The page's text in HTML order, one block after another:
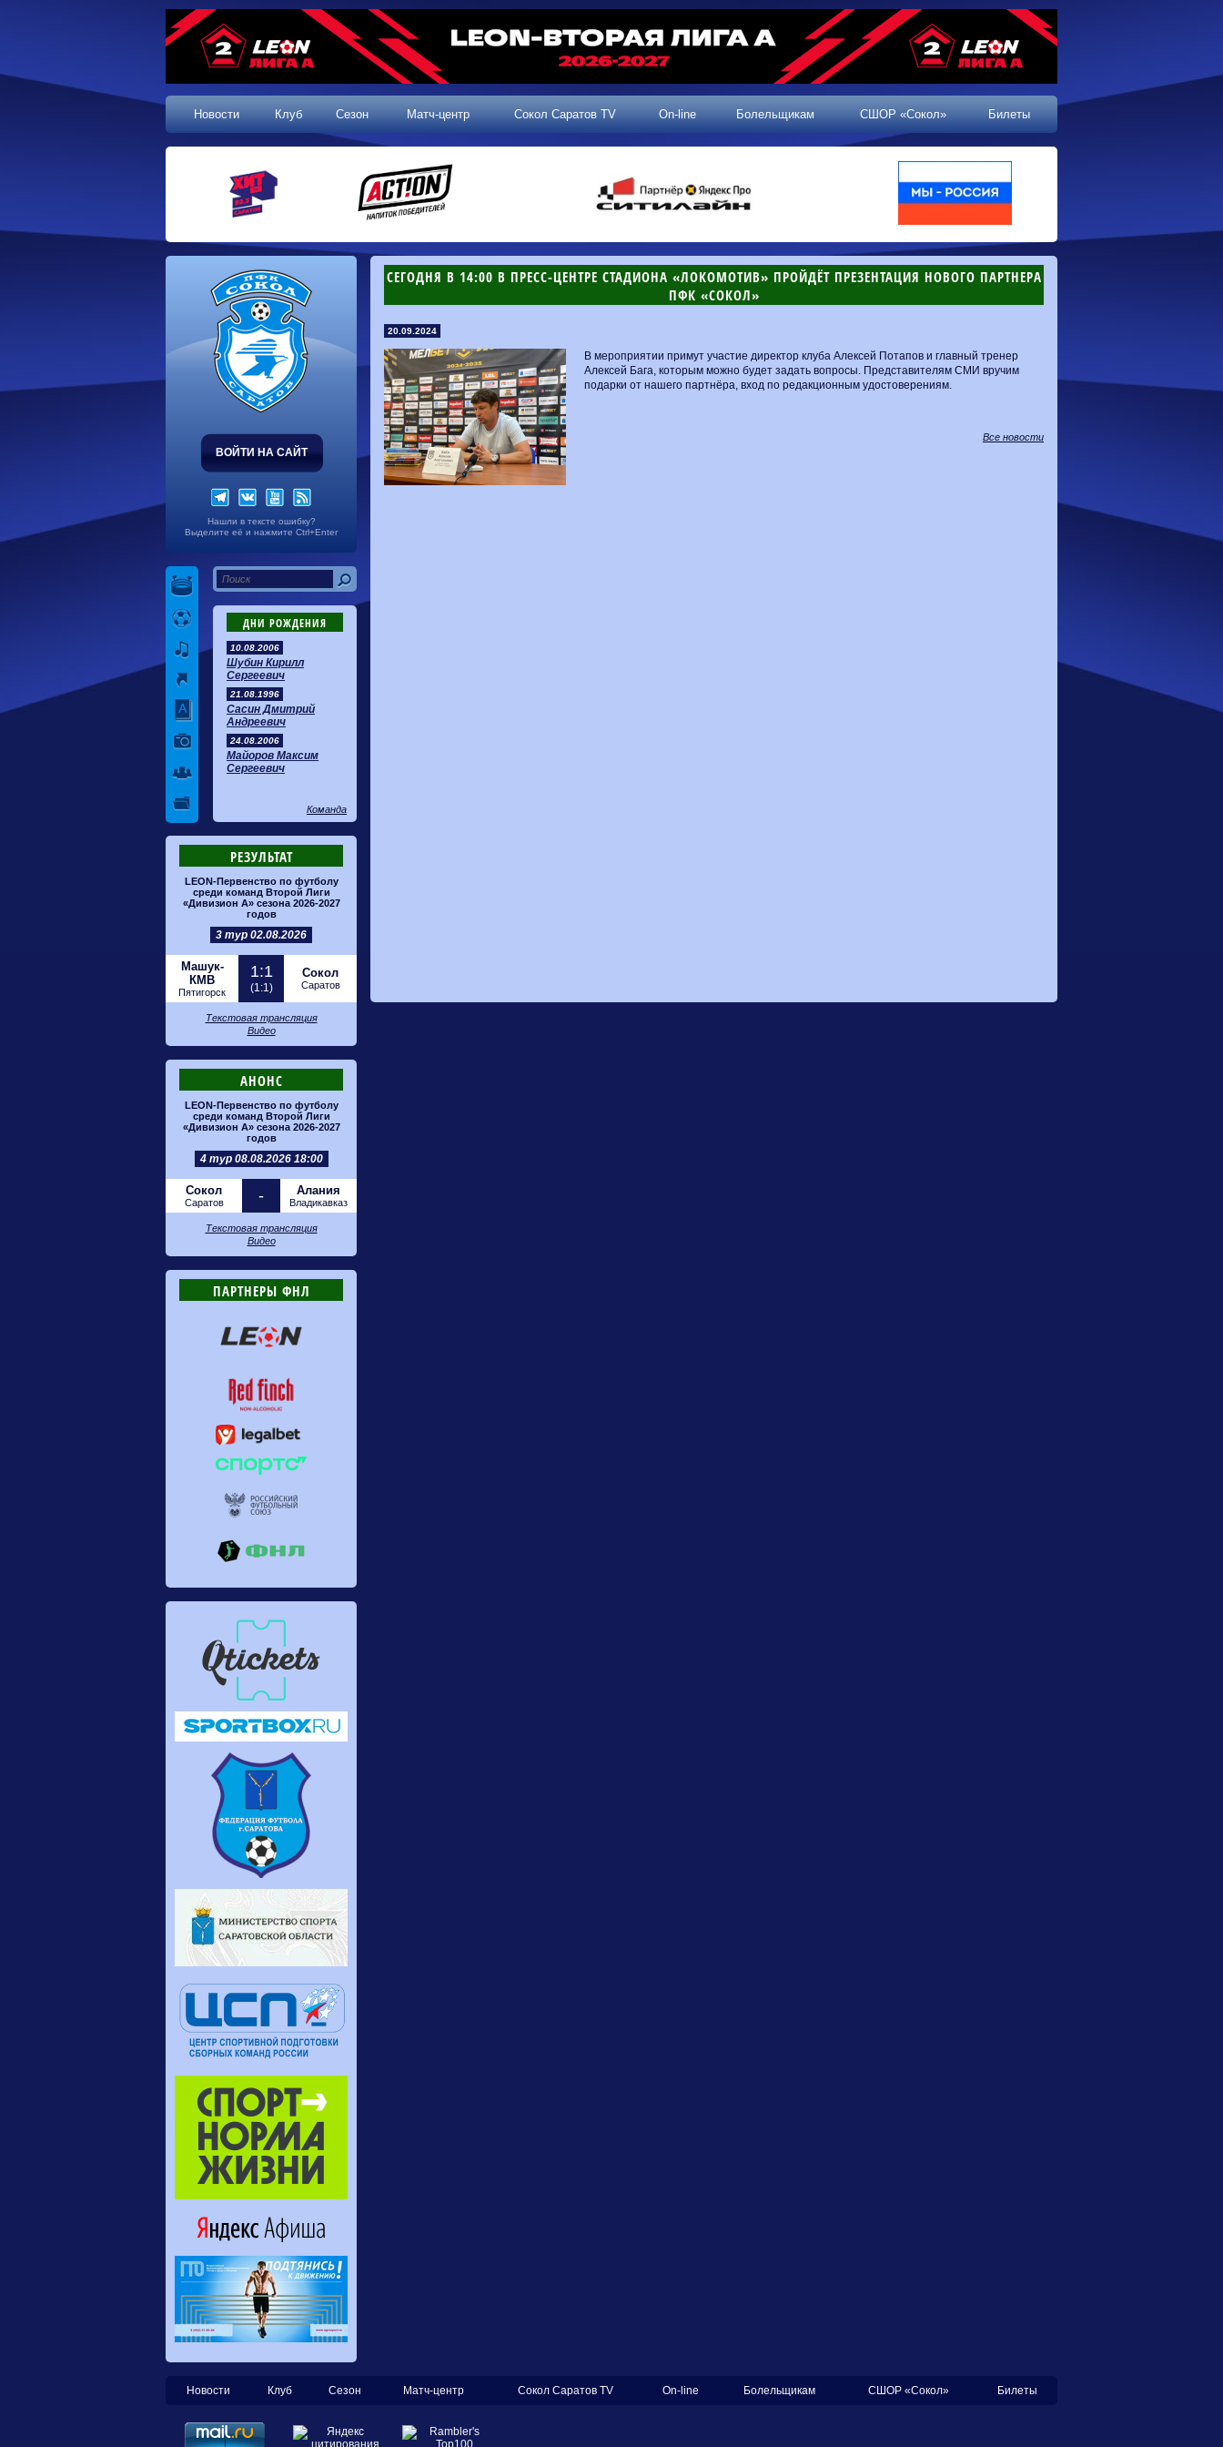
Новости Клуб Сезон Матч-центр Сокол Саратов TV On-line Болельщикам СШОР «Сокол» Билеты
ВОЙТИ НА САЙТ
Нашли в тексте ошибку?
Выделите её и нажмите Ctrl+Enter
ДНИ РОЖДЕНИЯ
10.08.2006
Шубин Кирилл
Сергеевич
21.08.1996
Сасин Дмитрий
Андреевич
24.08.2006
Майоров Максим
Сергеевич
Команда
РЕЗУЛЬТАТ
LEON-Первенство по футболу
среди команд Второй Лиги
«Дивизион А» сезона 2026-2027
годов
3 тур 02.08.2026
Машук-
КМВ
Пятигорск
1:1
(1:1)
Сокол
Саратов
Текстовая трансляция
Видео
АНОНС
LEON-Первенство по футболу
среди команд Второй Лиги
«Дивизион А» сезона 2026-2027
годов
4 тур 08.08.2026 18:00
Сокол
Саратов - Алания
Владикавказ
Текстовая трансляция
Видео
ПАРТНЕРЫ ФНЛ
СЕГОДНЯ ​В 14:00 В ПРЕСС-ЦЕНТРЕ СТАДИОНА «ЛОКОМОТИВ» ПРОЙДЁТ ПРЕЗЕНТАЦИЯ НОВОГО ПАРТНЕРА
ПФК «СОКОЛ»
20.09.2024
В мероприятии примут участие директор клуба Алексей Потапов и главный тренер
Алексей Бага, которым можно будет задать вопросы. Представителям СМИ вручим
подарки от нашего партнёра, вход по редакционным удостоверениям.
Все новости
Новости Клуб Сезон Матч-центр Сокол Саратов TV On-line Болельщикам СШОР «Сокол» Билеты